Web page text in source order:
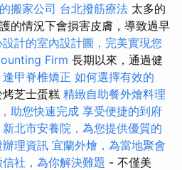
搬家公司 台北撥筋療法 太多的
的情況下會損害皮膚，導致過早
設計的室內設計圖，完美實現您
Firm 長期以來，通過健
逢甲脊椎矯正 如何選擇有效的
芝士蛋糕 精緻自助餐外燴料理
助您快速完成 享受便捷的到府
新北市安養院，為您提供優質的
理資訊 宜蘭外燴，為當地聚會
社，為你解決難題 - 不僅美